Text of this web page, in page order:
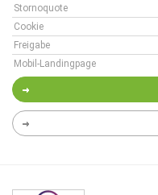
Stornoquote
Cookie
Freigabe
Mobil-Landingpage